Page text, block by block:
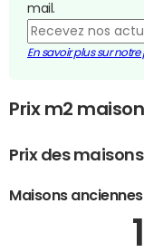
mail.
En savoir plus sur
Prix m2
Prix des
Maisons anciennes